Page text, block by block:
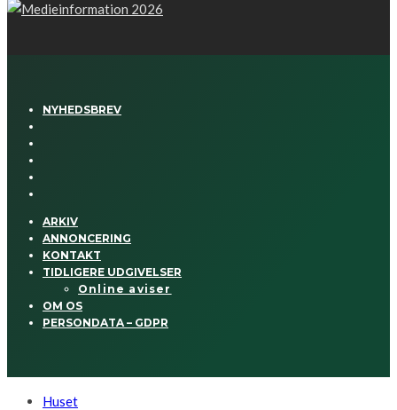
NYHEDSBREV
ARKIV
ANNONCERING
KONTAKT
TIDLIGERE UDGIVELSER
Online aviser
OM OS
PERSONDATA – GDPR
Huset